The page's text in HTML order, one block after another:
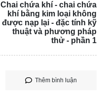
Chai chứa khí - chai chứa
khí bằng kim loại không
được nạp lại - đặc tính kỹ
thuật và phương pháp
thử - phần 1
Thêm bình luận